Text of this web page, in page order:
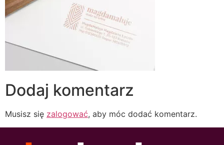
Dodaj komentarz
Musisz się zalogować, aby móc dodać komentarz.